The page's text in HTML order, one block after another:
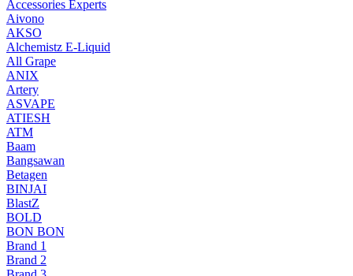
Accessories Experts
Aivono
AKSO
Alchemistz E-Liquid
All Grape
ANIX
Artery
ASVAPE
ATIESH
ATM
Baam
Bangsawan
Betagen
BINJAI
BlastZ
BOLD
BON BON
Brand 1
Brand 2